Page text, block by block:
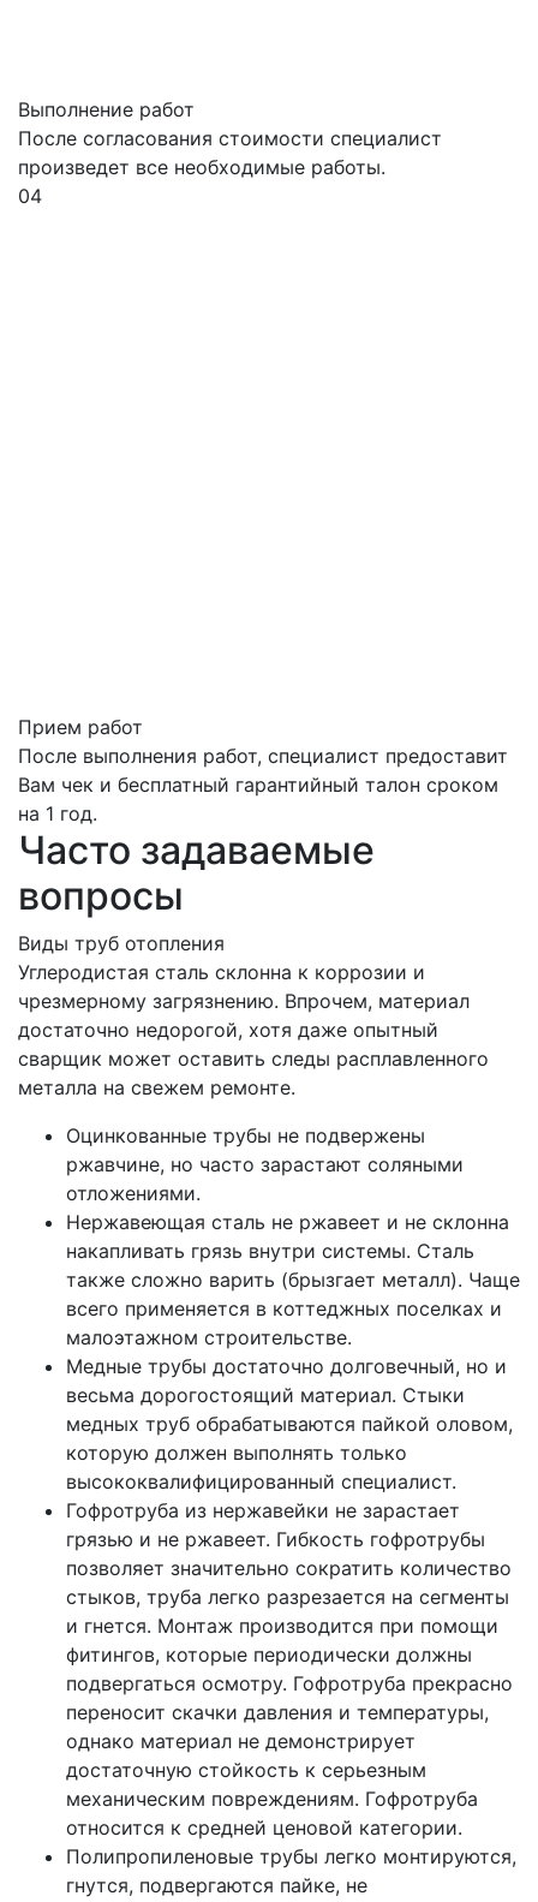
Выполнение работ
После согласования стоимости специалист
произведет все необходимые работы.
04
Прием работ
После выполнения работ, специалист предоставит
Вам чек и бесплатный гарантийный талон сроком
на 1 год.
Часто задаваемые
вопросы
Виды труб отопления
Углеродистая сталь склонна к коррозии и
чрезмерному загрязнению. Впрочем, материал
достаточно недорогой, хотя даже опытный
сварщик может оставить следы расплавленного
металла на свежем ремонте.
Оцинкованные трубы не подвержены
ржавчине, но часто зарастают соляными
отложениями.
Нержавеющая сталь не ржавеет и не склонна
накапливать грязь внутри системы. Сталь
также сложно варить (брызгает металл). Чаще
всего применяется в коттеджных поселках и
малоэтажном строительстве.
Медные трубы достаточно долговечный, но и
весьма дорогостоящий материал. Стыки
медных труб обрабатываются пайкой оловом,
которую должен выполнять только
высококвалифицированный специалист.
Гофротруба из нержавейки не зарастает
грязью и не ржавеет. Гибкость гофротрубы
позволяет значительно сократить количество
стыков, труба легко разрезается на сегменты
и гнется. Монтаж производится при помощи
фитингов, которые периодически должны
подвергаться осмотру. Гофротруба прекрасно
переносит скачки давления и температуры,
однако материал не демонстрирует
достаточную стойкость к серьезным
механическим повреждениям. Гофротруба
относится к средней ценовой категории.
Полипропиленовые трубы легко монтируются,
гнутся, подвергаются пайке, не